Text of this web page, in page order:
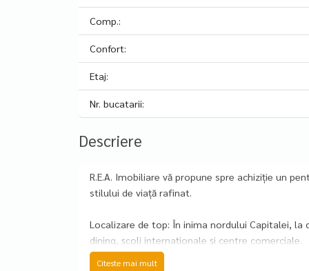
Comp.:
Confort:
Etaj:
Nr. bucatarii:
Descriere
R.E.A. Imobiliare vă propune spre achiziție un
stilului de viață rafinat.
Localizare de top: În inima nordului Capitalei, la
dining, școli internaționale și centre comerciale.
Citeste mai mult